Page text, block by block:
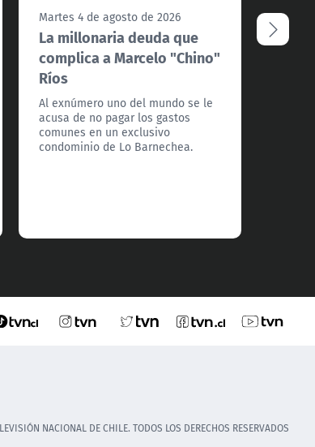
Martes 4 de agosto de 2026
La millonaria deuda que
complica a Marcelo "Chino"
Ríos
Al exnúmero uno del mundo se le
acusa de no pagar los gastos
comunes en un exclusivo
condominio de Lo Barnechea.
Lunes
NACIONAL DE CHILE. TODOS LOS DERECHOS RESERVADOS